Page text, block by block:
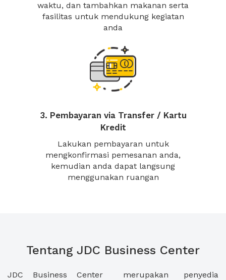
waktu, dan tambahkan makanan serta
fasilitas untuk mendukung kegiatan
anda
3. Pembayaran via Transfer / Kartu
Kredit
Lakukan pembayaran untuk
mengkonfirmasi pemesanan anda,
kemudian anda dapat langsung
menggunakan ruangan
Tentang JDC Business Center
JDC Business Center
merupakan penyedia